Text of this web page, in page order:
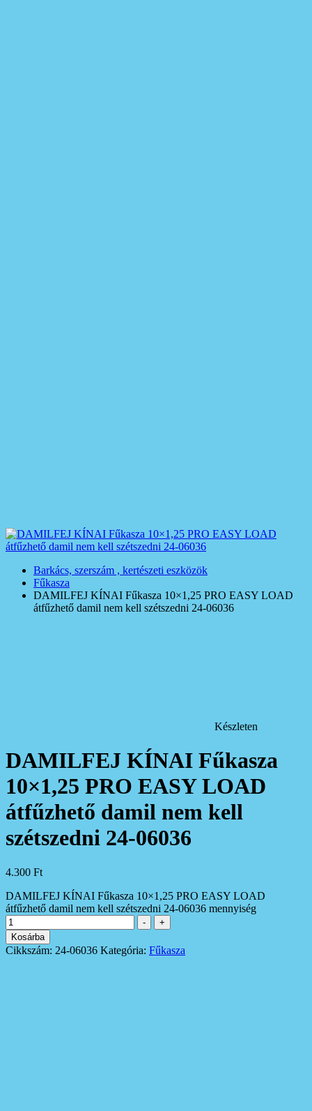
Barkács, szerszám , kertészeti eszközök
Fűkasza
DAMILFEJ KÍNAI Fűkasza 10×1,25 PRO EASY LOAD
átfűzhető damil nem kell szétszedni 24-06036
Készleten
DAMILFEJ KÍNAI Fűkasza
10×1,25 PRO EASY LOAD
átfűzhető damil nem kell
szétszedni 24-06036
4.300 Ft
DAMILFEJ KÍNAI Fűkasza 10×1,25 PRO EASY LOAD
átfűzhető damil nem kell szétszedni 24-06036 mennyiség
-
+
Kosárba
Cikkszám: 24-06036 Kategória: Fűkasza